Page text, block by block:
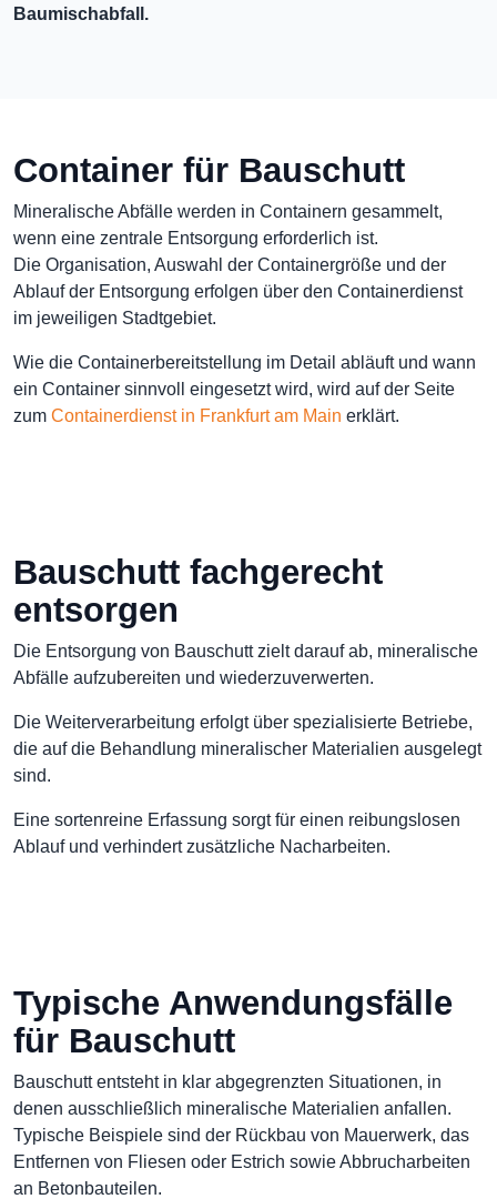
Baumischabfall.
Container für Bauschutt
Mineralische Abfälle werden in Containern gesammelt,
wenn eine zentrale Entsorgung erforderlich ist.
Die Organisation, Auswahl der Containergröße und der
Ablauf der Entsorgung erfolgen über den Containerdienst
im jeweiligen Stadtgebiet.
Wie die Containerbereitstellung im Detail abläuft und wann
ein Container sinnvoll eingesetzt wird, wird auf der Seite
zum Containerdienst in Frankfurt am Main erklärt.
Bauschutt fachgerecht
entsorgen
Die Entsorgung von Bauschutt zielt darauf ab, mineralische
Abfälle aufzubereiten und wiederzuverwerten.
Die Weiterverarbeitung erfolgt über spezialisierte Betriebe,
die auf die Behandlung mineralischer Materialien ausgelegt
sind.
Eine sortenreine Erfassung sorgt für einen reibungslosen
Ablauf und verhindert zusätzliche Nacharbeiten.
Typische Anwendungsfälle
für Bauschutt
Bauschutt entsteht in klar abgegrenzten Situationen, in
denen ausschließlich mineralische Materialien anfallen.
Typische Beispiele sind der Rückbau von Mauerwerk, das
Entfernen von Fliesen oder Estrich sowie Abbrucharbeiten
an Betonbauteilen.